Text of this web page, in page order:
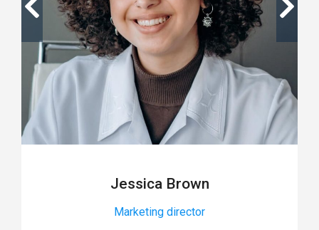
Jessica Brown
Marketing director